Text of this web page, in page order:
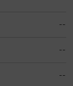
--
--
--